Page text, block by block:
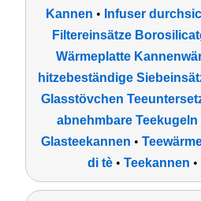
Kannen • Infuser
Filtereinsätze
Wärmeplatte
hitzebeständige
Glasstövchen
abnehmbare Teekugeln
Glasteekannen •
di tè• Teekannen •